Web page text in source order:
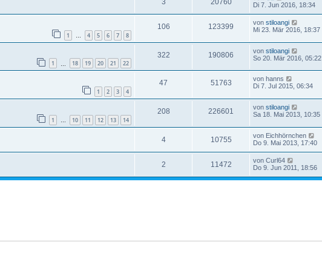
3 20760
Di 7. Jun 2016, 18:34
1 … 4 5 6 7 8
106 123399 von stiloangi
Mi 23. Mär 2016, 18:37
1 18 19 20 21 22
322 190806 von stiloangi
So 20. Mär 2016, 05:22
1 2 3 4
47 51763 von hanns
Di 7. Jul 2015, 06:34
1 … 10 11 12 13 14
208 226601 von stiloangi
Sa 18. Mai 2013, 10:35
4 10755 von Eichhörnchen
Do 9. Mai 2013, 17:40
2 11472 von Curl64
Do 9. Jun 2011, 18:56